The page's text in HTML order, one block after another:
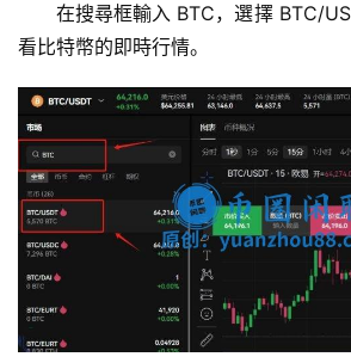
在搜尋框輸入 BTC，選擇 BTC/
看比特幣的即時行情。